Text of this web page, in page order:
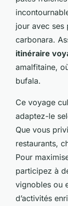
jour avec ses
carbonara.
itinéraire
amalfitaine,
bufala.
Ce voyage
adaptez-le
Que vous
restaurants,
Pour
participez à
vignobles ou
d’activités